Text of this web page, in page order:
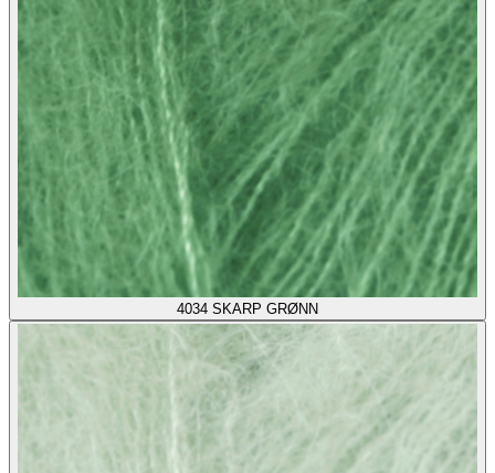
4034 SKARP GRØNN